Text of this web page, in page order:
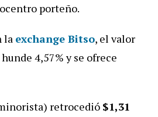
porteño.
la exchange Bitso, el valor
hunde 4,57%y se ofrece
retrocedió $1,31